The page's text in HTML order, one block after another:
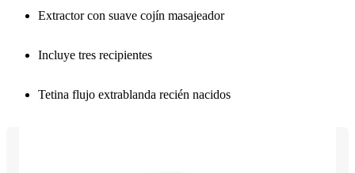
Extractor con suave cojín masajeador
Incluye tres recipientes
Tetina flujo extrablanda recién nacidos